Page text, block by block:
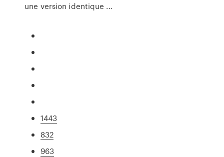
une version identique ...
1443
832
963